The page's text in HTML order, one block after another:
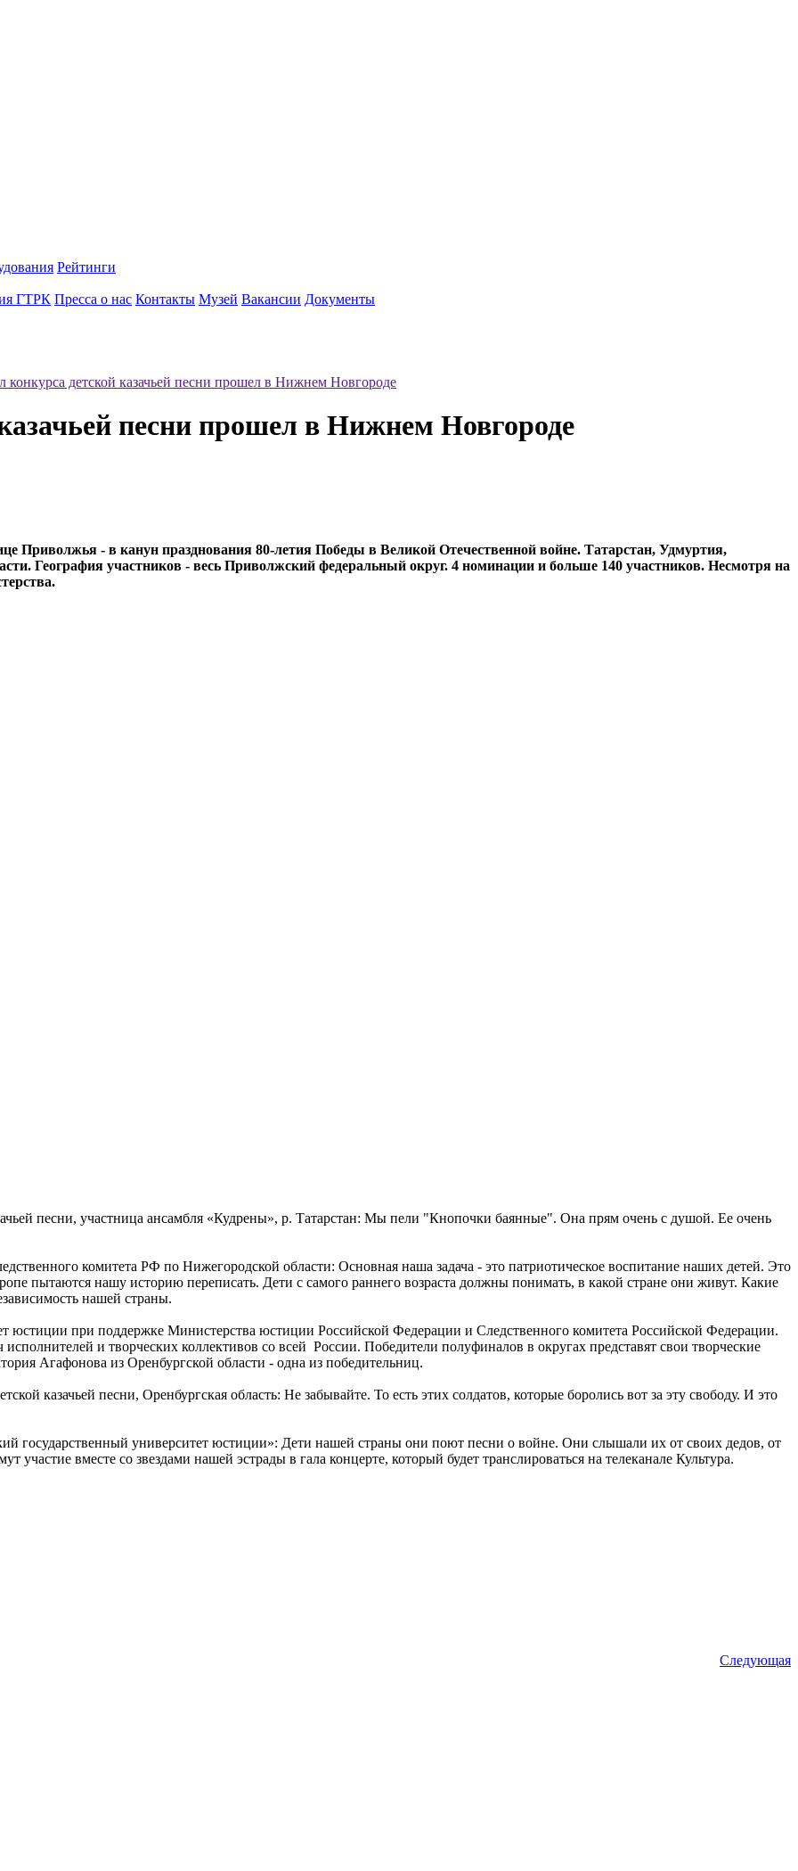
Рейтинги
ГТРК Пресса о нас Контакты Музей Вакансии Документы
конкурса детской казачьей песни прошел в Нижнем Новгороде
песни прошел в Нижнем Новгороде
Приволжья - в канун празднования 80-летия Победы в Великой Отечественной войне. Татарстан, Удмуртия,
География участников - весь Приволжский федеральный округ. 4 номинации и больше 140 участников. Несмотря на
песни, участница ансамбля «Кудрены», р. Татарстан: Мы пели "Кнопочки баянные". Она прям очень с душой. Ее очень
комитета РФ по Нижегородской области: Основная наша задача - это патриотическое воспитание наших детей. Это
пытаются нашу историю переписать. Дети с самого раннего возраста должны понимать, в какой стране они живут. Какие
нашей страны.
юстиции при поддержке Министерства юстиции Российской Федерации и Следственного комитета Российской Федерации.
и творческих коллективов со всей России. Победители полуфиналов в округах представят свои творческие
Агафонова из Оренбургской области - одна из победительниц.
казачьей песни, Оренбургская область: Не забывайте. То есть этих солдатов, которые боролись вот за эту свободу. И это
университет юстиции»: Дети нашей страны они поют песни о войне. Они слышали их от своих дедов, от
участие вместе со звездами нашей эстрады в гала концерте, который будет транслироваться на телеканале Культура.
Следующая